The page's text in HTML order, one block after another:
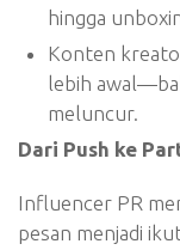
hingga
Konten
lebih
meluncur.
Dari Push ke
Influencer PR
pesan menjadi